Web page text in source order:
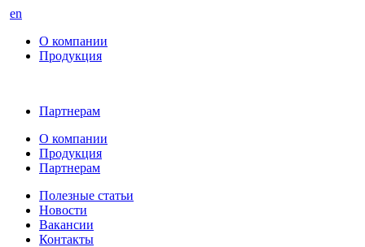
en
О компании
Продукция
Партнерам
О компании
Продукция
Партнерам
Полезные статьи
Новости
Вакансии
Контакты